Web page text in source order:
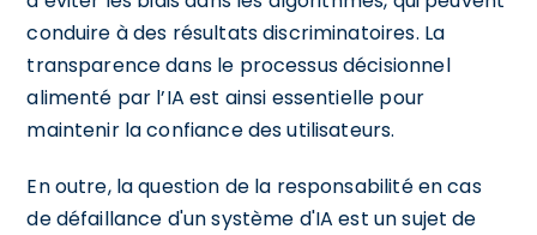
conduire à des résultats discriminatoires. La
transparence dans le processus décisionnel
alimenté par l’IA est ainsi essentielle pour
maintenir la confiance des utilisateurs.
En outre, la question de la responsabilité en cas
de défaillance d'un système d'IA est un sujet de